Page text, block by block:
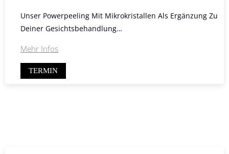
Unser Powerpeeling Mit Mikrokristallen Als Ergänzung Zu
Deiner Gesichtsbehandlung…
Mehr Infos
TERMIN